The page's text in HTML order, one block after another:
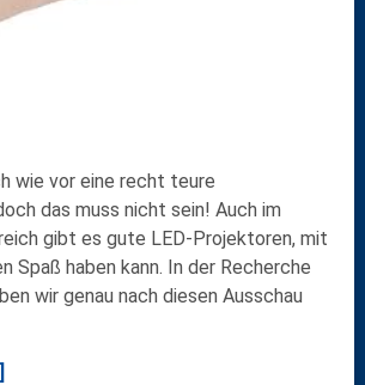
wie vor eine recht teure
das muss nicht sein! Auch im
gibt es gute LED-Projektoren, mit
Spaß haben kann. In der Recherche
wir genau nach diesen Ausschau